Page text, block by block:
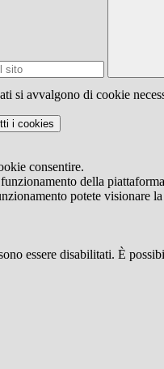
si avvalgono di cookie
i cookies
consentire.
della
potete visionare la
essere disabilitati. È